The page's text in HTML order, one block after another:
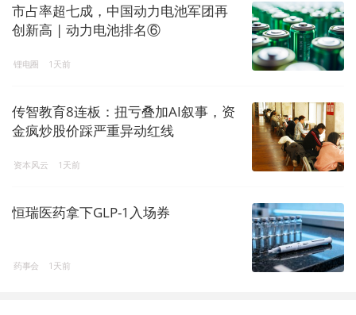
市占率超七成，中国动力电池军团再
创新高 | 动力电池排名⑥
锂电圈 1天前
传智教育8连板：扭亏叠加AI叙事，资
金疯炒股价踩严重异动红线
资本风云 1天前
恒瑞医药拿下GLP-1入场券
药事会 1天前